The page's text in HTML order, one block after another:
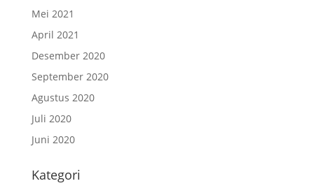
Mei 2021
April 2021
Desember 2020
September 2020
Agustus 2020
Juli 2020
Juni 2020
Kategori